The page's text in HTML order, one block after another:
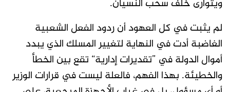
ويتوارى خلف سحب النسيان.
لم يثبت في كل العهود أن ردود الفعل الشعبية
الغاضبة أدت في النهاية لتغيير المسلك الذي يبدد
أموال الدولة في ”تقديرات إدارية“ تقع بين الخطأ
والخطيئة. بهذا الفهم، فالعلة ليست في قرارات الوزير